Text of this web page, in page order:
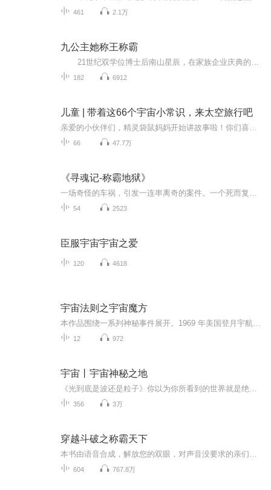
461 2.1万
九公主她称王称霸
182 6912
儿童 | 带着这66个宇宙小常识，来太空旅行吧
66 47.7万
《寻魂记-称霸地狱》
54 2523
臣服宇宙宇宙之爱
120 4618
宇宙法则之宇宙魔方
12 972
宇宙丨宇宙神秘之地
356 3万
穿越斗破之称霸天下
604 767.8万